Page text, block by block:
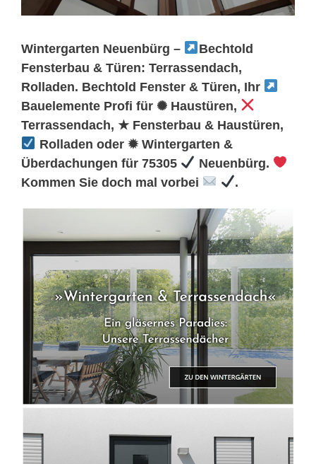
Wintergarten Neuenbürg –
Bechtold
Fensterbau & Türen: Terrassendach,
Rolladen. Bechtold Fenster & Türen, Ihr
Bauelemente Profi für ✺ Haustüren,
Terrassendach, ★ Fensterbau & Haustüren,
Rolladen oder ✹ Wintergarten &
Überdachungen für 75305
Neuenbürg.
Kommen Sie doch mal vorbei
.